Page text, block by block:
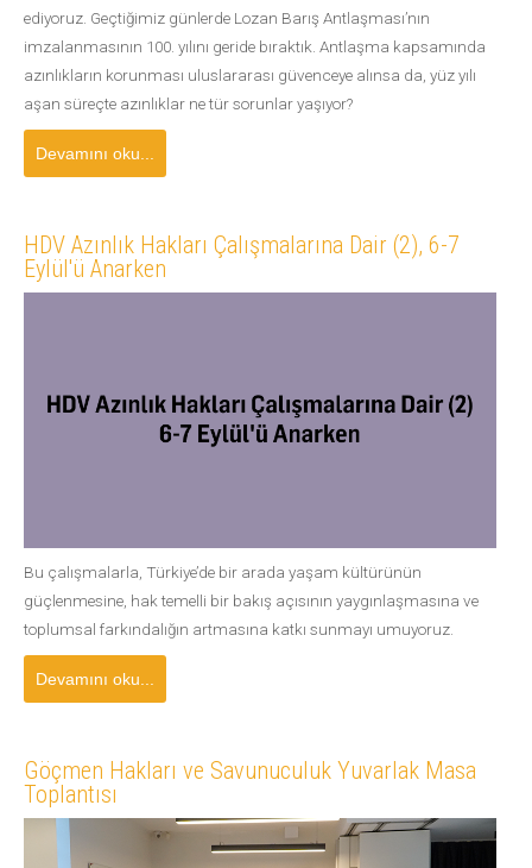
ediyoruz. Geçtiğimiz günlerde Lozan Barış Antlaşması’nın
imzalanmasının 100. yılını geride bıraktık. Antlaşma kapsamında
azınlıkların korunması uluslararası güvenceye alınsa da, yüz yılı
aşan süreçte azınlıklar ne tür sorunlar yaşıyor?
Devamını oku...
HDV Azınlık Hakları Çalışmalarına Dair (2), 6-7
Eylül'ü Anarken
Bu çalışmalarla, Türkiye’de bir arada yaşam kültürünün
güçlenmesine, hak temelli bir bakış açısının yaygınlaşmasına ve
toplumsal farkındalığın artmasına katkı sunmayı umuyoruz.
Devamını oku...
Göçmen Hakları ve Savunuculuk Yuvarlak Masa
Toplantısı